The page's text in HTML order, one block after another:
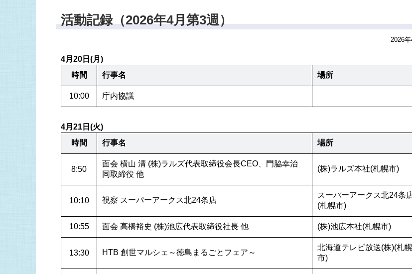
活動記録（2026年4月第3週）
2026年
4月20日(月)
時間
行事名 場所
10:00 庁内協議
4月21日(火)
時間
行事名 場所
8:50
面会 横山 清 (株)ラルズ代表取締役会長CEO、門脇幸治
同取締役 他
(株)ラルズ本社(札幌市)
10:10 視察 スーパーアークス北24条店
スーパーアークス北24条
(札幌市)
10:55 面会 高橋裕史 (株)池広代表取締役社長 他 (株)池広本社(札幌市)
13:30 HTB 創世マルシェ～徳島まるごとフェア～
北海道テレビ放送(株)(札幌
市)